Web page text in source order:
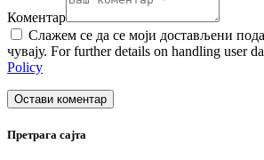
Коментар
Слажем се да се моји достављени
чувају. For further details on handling user
Policy
Претрага сајта